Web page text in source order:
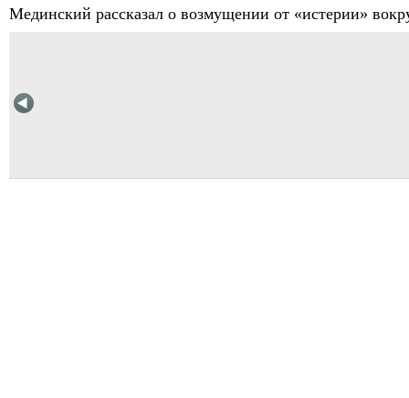
Мединский рассказал о возмущении от «истерии»